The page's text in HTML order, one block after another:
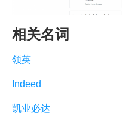
相关名词
领英
Indeed
凯业必达